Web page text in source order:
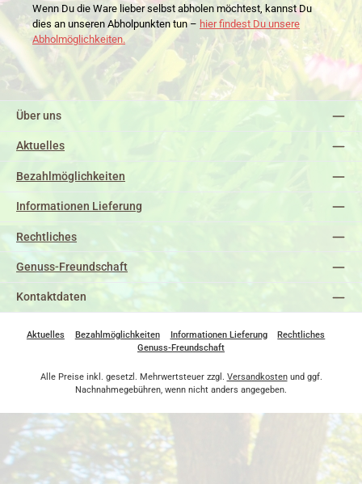
Wenn Du die Ware lieber selbst abholen möchtest, kannst Du
dies an unseren Abholpunkten tun – hier findest Du unsere
Abholmöglichkeiten.
Über uns
Aktuelles
Bezahlmöglichkeiten
Informationen Lieferung
Rechtliches
Genuss-Freundschaft
Kontaktdaten
Aktuelles Bezahlmöglichkeiten Informationen Lieferung
Rechtliches
Genuss-Freundschaft
Alle Preise inkl. gesetzl. Mehrwertsteuer zzgl. Versandkostenund ggf.
Nachnahmegebühren, wenn nicht anders angegeben.